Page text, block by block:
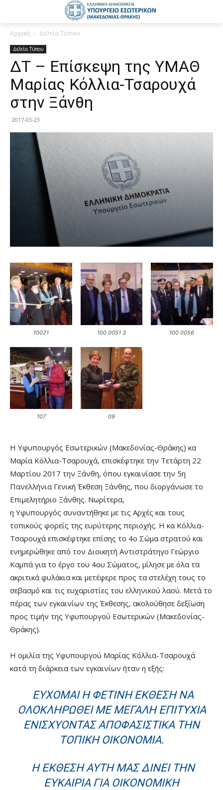
Αρχική Δελτία Τύπου
Δελτία Τύπου
ΔΤ – Επίσκεψη της ΥΜΑΘ
Μαρίας Κόλλια-Τσαρουχά
στην Ξάνθη
2017-03-23
10021 100 0051 3 100 0056
107 09
H Υφυπουργός Εσωτερικών (Μακεδονίας-Θράκης) κα
Μαρία Κόλλια-Τσαρουχά, επισκέφτηκε την Τετάρτη 22
Μαρτίου 2017 την Ξάνθη, όπου εγκαινίασε την 5η
Πανελλήνια Γενική Έκθεση Ξάνθης, που διοργάνωσε το
Επιμελητήριο Ξάνθης. Νωρίτερα,
η Υφυπουργός συναντήθηκε με τις Αρχές και τους
τοπικούς φορείς της ευρύτερης περιοχής. Η κα Κόλλια-
Τσαρουχά επισκέφτηκε επίσης το 4ο Σώμα στρατού και
ενημερώθηκε από τον Διοικητή Αντιστράτηγο Γεώργιο
Καμπά για το έργο του 4ου Σώματος, μίλησε με όλα τα
ακριτικά φυλάκια και μετέφερε προς τα στελέχη τους το
σεβασμό και τις ευχαριστίες του ελληνικού λαού. Μετά το
πέρας των εγκαινίων της Έκθεσης, ακολούθησε δεξίωση
προς τιμήν της Υφυπουργού Εσωτερικών (Μακεδονίας-
Θράκης).
Η ομιλία της Υφυπουργού Μαρίας Κόλλια-Τσαρουχά
κατά τη διάρκεια των εγκαινίων ήταν η εξής:
ΕΎΧΟΜΑΙ Η ΦΕΤΙΝΉ ΈΚΘΕΣΗ ΝΑ
ΟΛΟΚΛΗΡΩΘΕΊ ΜΕ ΜΕΓΆΛΗ ΕΠΙΤΥΧΊΑ
ΕΝΙΣΧΎΟΝΤΑΣ ΑΠΟΦΑΣΙΣΤΙΚΆ ΤΗΝ
ΤΟΠΙΚΉ ΟΙΚΟΝΟΜΊΑ.
Η ΈΚΘΕΣΗ ΑΥΤΉ ΜΑΣ ΔΊΝΕΙ ΤΗΝ
ΕΥΚΑΙΡΊΑ ΓΙΑ ΟΙΚΟΝΟΜΙΚΉ